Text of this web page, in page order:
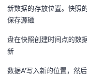
新数据的存放位置。快照
保存源磁
盘在快照创建时间点的数
新
数据A'写入新的位置，然